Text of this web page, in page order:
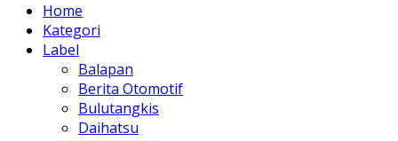
Home
Kategori
Label
Balapan
Berita Otomotif
Bulutangkis
Daihatsu